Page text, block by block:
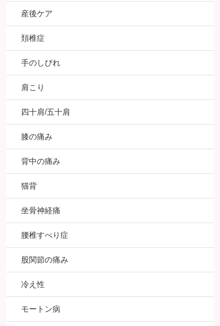
産後ケア
頚椎症
手のしびれ
肩こり
四十肩/五十肩
膝の痛み
背中の痛み
猫背
坐骨神経痛
腰椎すべり症
股関節の痛み
冷え性
モートン病